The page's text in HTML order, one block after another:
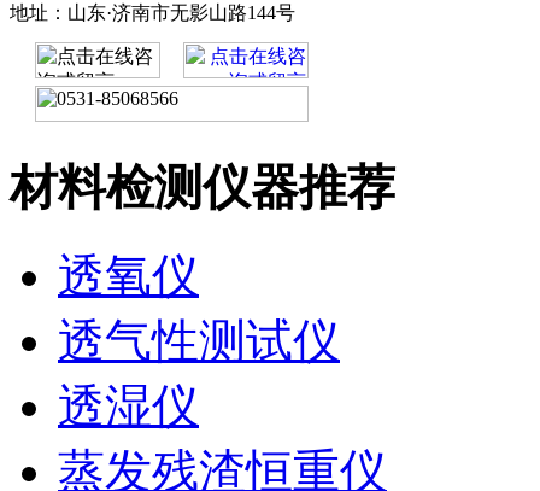
地址：山东·济南市无影山路144号
材料检测仪器推荐
透氧仪
透气性测试仪
透湿仪
蒸发残渣恒重仪